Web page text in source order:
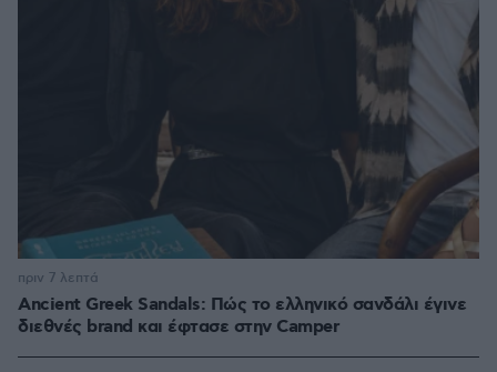
Ancient Greek Sandals: Πώς το ελληνικό σανδάλι έγινε
διεθνές brand και έφτασε στην Camper
πριν 7 λεπτά